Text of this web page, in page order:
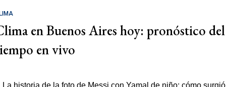
en Buenos Aires hoy: pronóstico del
en vivo